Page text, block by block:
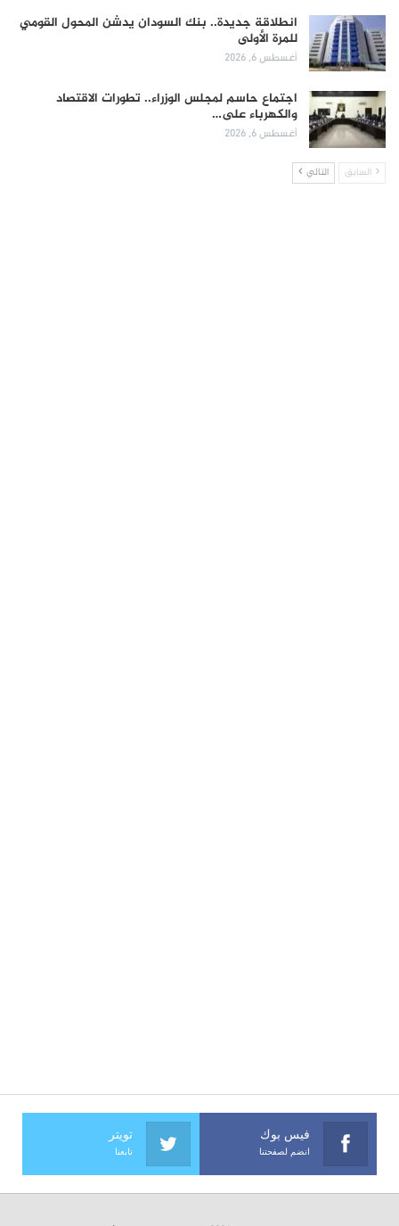
انطلاقة جديدة.. بنك السودان يدشن المحول القومي
للمرة الأولى
أغسطس 6, 2026
اجتماع حاسم لمجلس الوزراء.. تطورات الاقتصاد
والكهرباء على…
أغسطس 6, 2026
السابق التالي
فيس بوك
انضم لصفحتنا
تويتر
تابعنا